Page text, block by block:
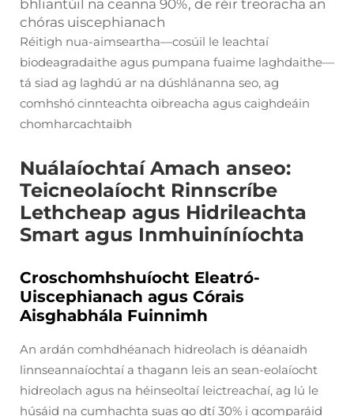
bhliantúil na ceanna 90%, de réir treoracha an
chóras uiscephianach
Réitigh nua-aimseartha—cosúil le leachtaí
biodeagradaithe agus pumpana fuaime laghdaithe—
tá siad ag laghdú ar na dúshlánanna seo, ag
comhshó cinnteachta oibreacha agus caighdeáin
chomharcachtaibh
Nuálaíochtaí Amach anseo:
Teicneolaíocht Rinnscríbe
Lethcheap agus Hidrileachta
Smart agus Inmhuiníníochta
Croschomhshuíocht Eleatró-
Uiscephianach agus Córais
Aisghabhála Fuinnimh
An ardán comhdhéanach hidreolach is déanaidh
linnseannaíochtaí a thagann leis an sean-eolaíocht
hidreolach agus na héinseoltaí leictreachaí, ag lú le
húsáid na cumhachta suas go dtí 30% i gcomparáid